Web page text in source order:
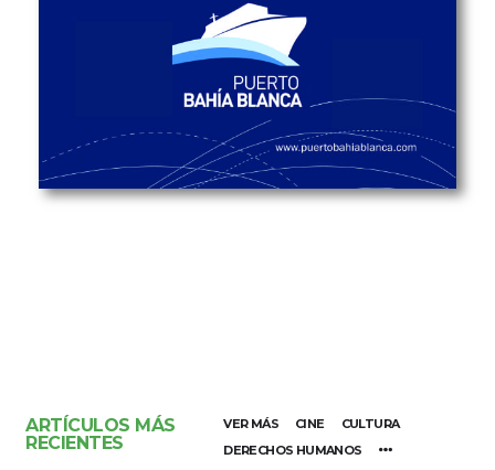
ARTÍCULOS MÁS
RECIENTES
VER MÁS CINE
CULTURA
DERECHOS HUMANOS